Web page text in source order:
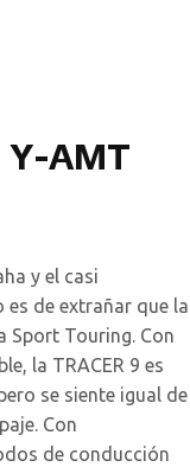
Y-AMT
y el casi
es de extrañar que la
Sport Touring. Con
la TRACER 9 es
se siente igual de
Con
de conducción